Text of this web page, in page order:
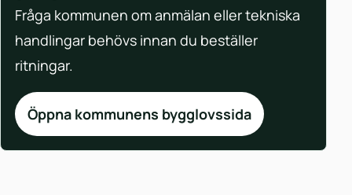
Fråga kommunen om anmälan eller tekniska
handlingar behövs innan du beställer
ritningar.
Öppna kommunens bygglovssida